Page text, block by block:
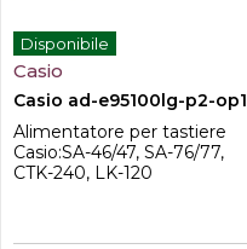
Disponibile
Casio
Casio ad-e95100lg-p2-op1
Alimentatore per tastiere
Casio:SA-46/47, SA-76/77,
CTK-240, LK-120